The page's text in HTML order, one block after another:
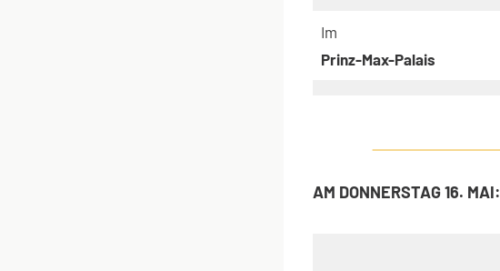
Im
Prinz-Max-Palais
AM DONNERSTAG 16. MAI: